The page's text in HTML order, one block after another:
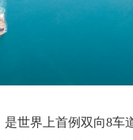
世界上首例双向8车